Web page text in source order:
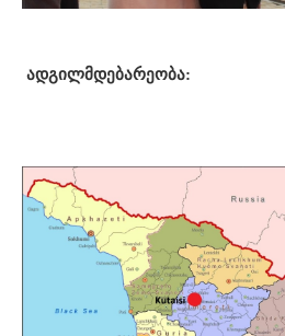
ადგილმდებარეობა: